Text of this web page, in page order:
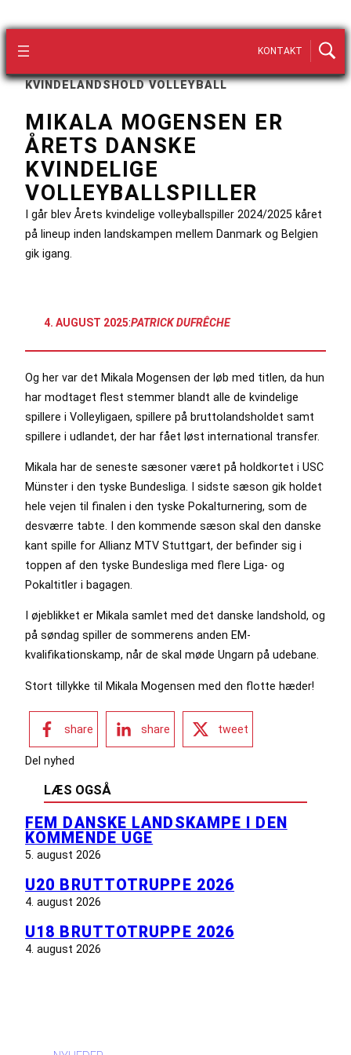
KONTAKT
KVINDELANDSHOLD VOLLEYBALL
MIKALA MOGENSEN ER
ÅRETS DANSKE
KVINDELIGE
VOLLEYBALLSPILLER
I går blev Årets kvindelige volleyballspiller 2024/2025 kåret
på lineup inden landskampen mellem Danmark og Belgien
gik igang.
4. AUGUST 2025:PATRICK DUFRÊCHE
Og her var det Mikala Mogensen der løb med titlen, da hun
har modtaget flest stemmer blandt alle de kvindelige
spillere i Volleyligaen, spillere på bruttolandsholdet samt
spillere i udlandet, der har fået løst international transfer.
Mikala har de seneste sæsoner været på holdkortet i USC
Münster i den tyske Bundesliga. I sidste sæson gik holdet
hele vejen til finalen i den tyske Pokalturnering, som de
desværre tabte. I den kommende sæson skal den danske
kant spille for Allianz MTV Stuttgart, der befinder sig i
toppen af den tyske Bundesliga med flere Liga- og
Pokaltitler i bagagen.
I øjeblikket er Mikala samlet med det danske landshold, og
på søndag spiller de sommerens anden EM-
kvalifikationskamp, når de skal møde Ungarn på udebane.
Stort tillykke til Mikala Mogensen med den flotte hæder!
share share tweet
Del nyhed
LÆS OGSÅ
FEM DANSKE LANDSKAMPE I DEN
KOMMENDE UGE
5. august 2026
U20 BRUTTOTRUPPE 2026
4. august 2026
U18 BRUTTOTRUPPE 2026
4. august 2026